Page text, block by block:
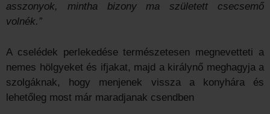
asszonyok, mintha bizony ma született csecsemő
volnék.”
A cselédek perlekedése természetesen megnevetteti a
nemes hölgyeket és ifjakat, majd a királynő meghagyja a
szolgáknak, hogy menjenek vissza a konyhára és
lehetőleg most már maradjanak csendben